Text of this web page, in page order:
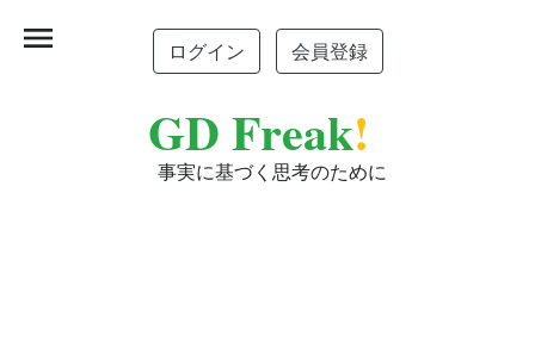
ログイン 会員登録
GD Freak!
事実に基づく思考のために
menu